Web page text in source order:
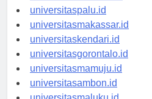
universitasmanado.id
universitaspalu.id
universitasmakassar.id
universitaskendari.id
universitasgorontalo.id
universitasmamuju.id
universitasambon.id